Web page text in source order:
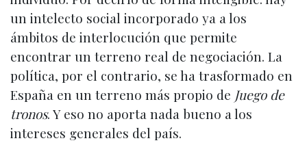
un intelecto social incorporado ya a los
ámbitos de interlocución que permite
encontrar un terreno real de negociación. La
política, por el contrario, se ha trasformado en
España en un terreno más propio de Juego de
tronos. Y eso no aporta nada bueno a los
intereses generales del país.